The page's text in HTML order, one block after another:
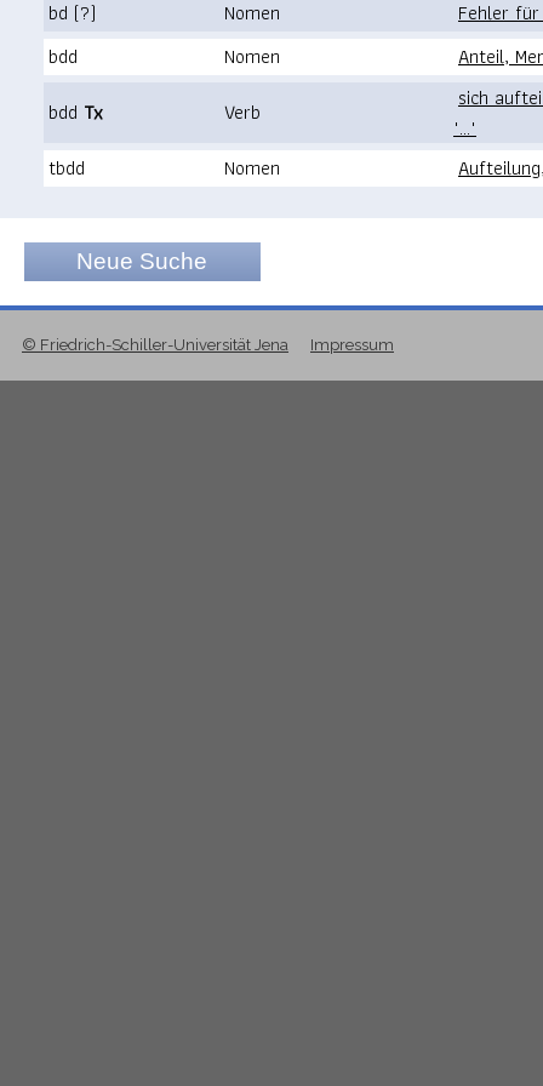
bd (?) Nomen
Fehler
bdd
Nomen
Anteil,
bdd Tx Verb
sich
"..."
tbdd
Nomen
Neue Suche
© Friedrich-Schiller-Universität Jena Impressum